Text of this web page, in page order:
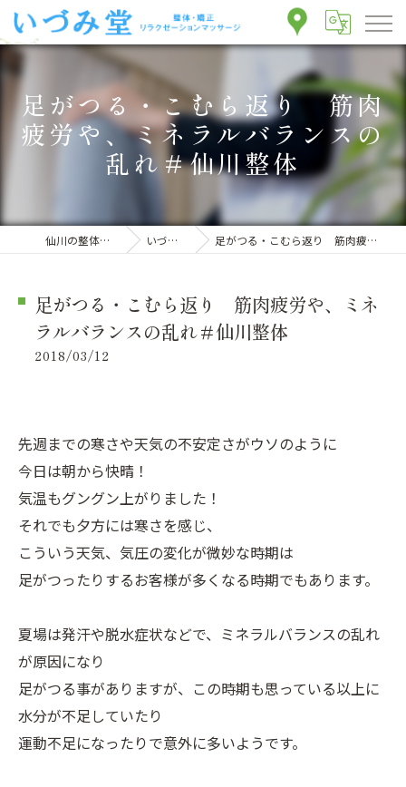
足がつる・こむら返り 筋肉
疲労や、ミネラルバランスの
乱れ＃仙川整体
仙川の整体ならいづみ堂整体院 いづみ堂のブログ 足がつる・こむら返り 筋肉疲労や、ミネラルバランスの乱れ＃仙川整体
足がつる・こむら返り 筋肉疲労や、ミネ
ラルバランスの乱れ＃仙川整体
2018/03/12
先週までの寒さや天気の不安定さがウソのように
今日は朝から快晴！
気温もグングン上がりました！
それでも夕方には寒さを感じ、
こういう天気、気圧の変化が微妙な時期は
足がつったりするお客様が多くなる時期でもあります。
夏場は発汗や脱水症状などで、ミネラルバランスの乱れ
が原因になり
足がつる事がありますが、この時期も思っている以上に
水分が不足していたり
運動不足になったりで意外に多いようです。